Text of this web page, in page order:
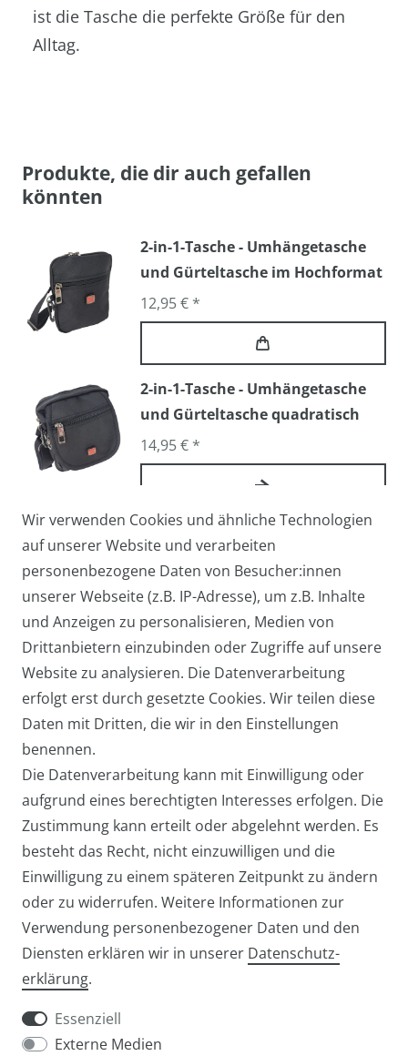
ist die Tasche die perfekte Größe für den
Alltag.
Produkte, die dir auch gefallen
könnten
2-in-1-Tasche - Umhängetasche
und Gürteltasche im Hochformat
12,95 € *
2-in-1-Tasche - Umhängetasche
und Gürteltasche quadratisch
14,95 € *
Arbeitstasche / Flugbegleiter /
Pilotentasche Medium
27,95 € *
Arbeitstasche / Laptoptasche /
Umhängetasche Groß
39,95 € *
Widerrufs­formular
Wir verwenden Cookies und ähnliche Technologien
auf unserer Website und verarbeiten
personenbezogene Daten von Besucher:innen
unserer Webseite (z.B. IP-Adresse), um z.B. Inhalte
und Anzeigen zu personalisieren, Medien von
Drittanbietern einzubinden oder Zugriffe auf unsere
Website zu analysieren. Die Datenverarbeitung
erfolgt erst durch gesetzte Cookies. Wir teilen diese
Daten mit Dritten, die wir in den Einstellungen
benennen.
Die Datenverarbeitung kann mit Einwilligung oder
aufgrund eines berechtigten Interesses erfolgen. Die
Zustimmung kann erteilt oder abgelehnt werden. Es
besteht das Recht, nicht einzuwilligen und die
Einwilligung zu einem späteren Zeitpunkt zu ändern
oder zu widerrufen. Weitere Informationen zur
Verwendung personenbezogener Daten und den
Diensten erklären wir in unserer Daten­schutz­
erklärung.
Essenziell
Externe Medien